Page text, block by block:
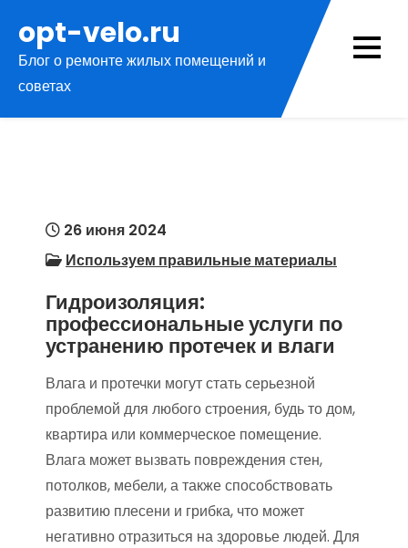
содержимому
opt-velo.ru
Блог о ремонте жилых помещений и
советах
26 июня 2024
Используем правильные материалы
Гидроизоляция:
профессиональные услуги по
устранению протечек и влаги
Влага и протечки могут стать серьезной
проблемой для любого строения, будь то дом,
квартира или коммерческое помещение.
Влага может вызвать повреждения стен,
потолков, мебели, а также способствовать
развитию плесени и грибка, что может
негативно отразиться на здоровье людей. Для